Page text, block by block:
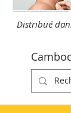
Distribué